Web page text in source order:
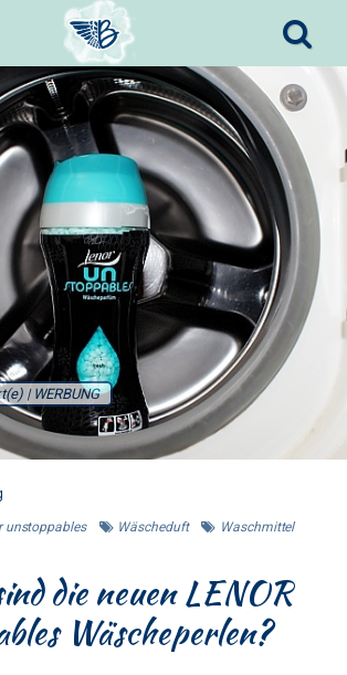
| WERBUNG
unstoppables Wäscheduft
Waschmittel
die neuen LENOR
Wäscheperlen?